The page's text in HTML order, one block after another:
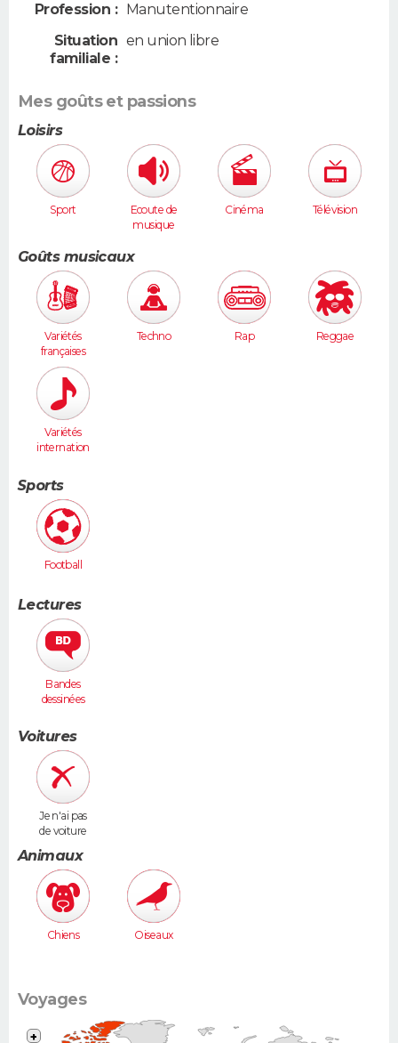
Profession :
Manutentionnaire
Situation
familiale :
en union libre
Mes goûts et passions
Loisirs
Sport
Ecoute de
musique
Cinéma Télévision
Goûts musicaux
Variétés
françaises
Techno Rap Reggae
Variétés
internation
Sports
Football
Lectures
Bandes
dessinées
Voitures
Je n'ai pas
de voiture
Animaux
Chiens Oiseaux
Voyages
+